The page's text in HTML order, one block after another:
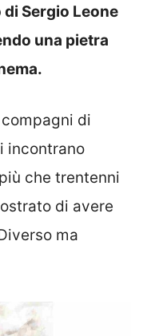
Sergio Leone
una pietra
compagni di
incontrano
che trentenni
di avere
ma